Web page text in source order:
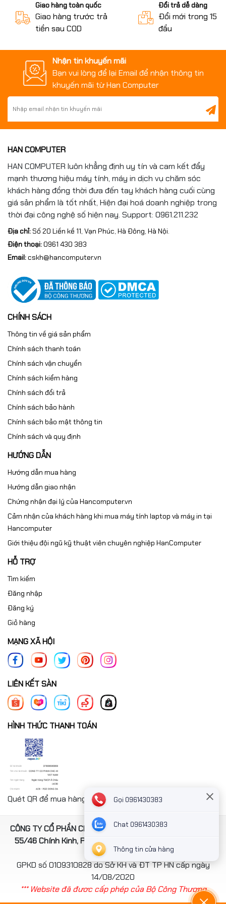
Giao hàng toàn quốc
Giao hàng trước trả
tiền sau COD
Đổi trả dễ dàng
Đổi mới trong 15
đầu
Nhận tin khuyến mãi
Bạn vui lòng để lại Email để nhận thông tin
khuyến mãi từ Han Computer
HAN COMPUTER
HAN COMPUTER luôn khẳng định uy tín và cam kết đẩy
mạnh thương hiệu máy tính, máy in dịch vụ chăm sóc
khách hàng đồng thời đưa đến tay khách hàng cuối cùng
giá sản phẩm là tốt nhất, Hiện đại hoá doanh nghiệp trong
thời đại công nghệ số hiện nay. Support: 0961.211.232
Địa chỉ:Số 20 Liền kề 11, Vạn Phúc, Hà Đông, Hà Nội.
Điện thoại:0961 430 383
Email:cskh@hancomputer.vn
CHÍNH SÁCH
Thông tin về giá sản phẩm
Chính sách thanh toán
Chính sách vận chuyển
Chính sách kiểm hàng
Chính sách đổi trả
Chính sách bảo hành
Chính sách bảo mật thông tin
Chính sách và quy định
HƯỚNG DẪN
Hướng dẫn mua hàng
Hướng dẫn giao nhận
Chứng nhận đại lý của Hancomputer.vn
Cảm nhận của khách hàng khi mua máy tính laptop và máy in tại
Hancomputer
Giới thiệu đội ngũ kỹ thuật viên chuyên nghiệp HanComputer
HỖ TRỢ
Tìm kiếm
Đăng nhập
Đăng ký
Giỏ hàng
MẠNG XÃ HỘI
LIÊN KẾT SÀN
HÌNH THỨC THANH TOÁN
Quét QR để mua hàng nhanh chóng thanh toán công ty
CÔNG TY CỔ PHẦN CNC-AI VIỆT NAM. Địa chỉ: Số 4, ngách
55/46 Chính Kinh, Phường Thanh Xuân, TP Hà Nội, Việt
Nam
GPKD số 0109310828 do Sở KH và ĐT TP HN cấp ngày
14/08/2020
*** Website đã đươc cấp phép của Bộ Công Thương
Gọi 0961430383
Chat 0961430383
Thông tin cửa hàng